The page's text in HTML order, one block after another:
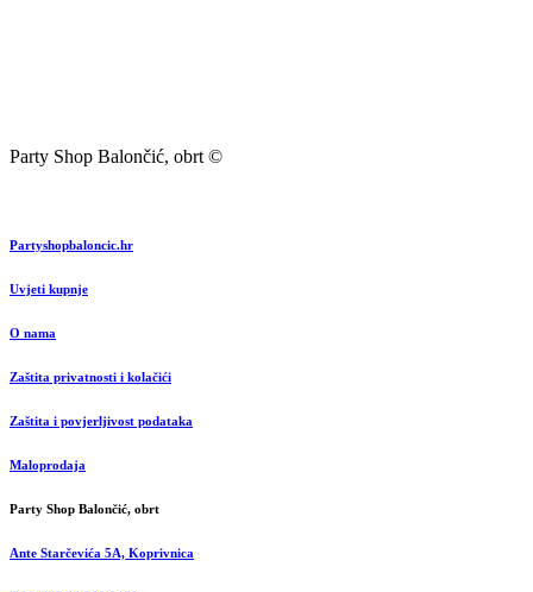
Party Shop Balončić, obrt ©
Partyshopbaloncic.hr
Uvjeti kupnje
O nama
Zaštita privatnosti i kolačići
Zaštita i povjerljivost podataka
Maloprodaja
Party Shop Balončić, obrt
Ante Starčevića 5A, Koprivnica